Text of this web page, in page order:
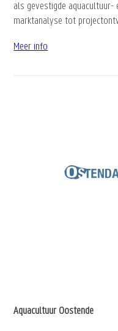
als gevestigde aquacultuur-
marktanalyse tot
Meer info
Aquacultuur Oostende